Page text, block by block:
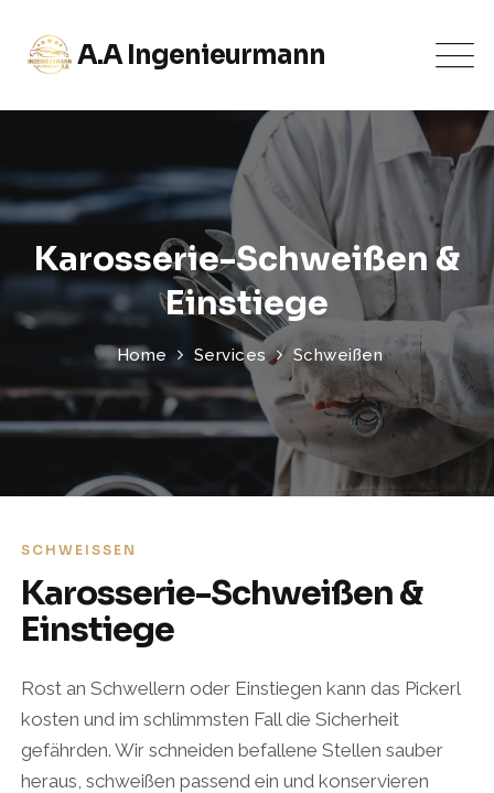
A.A Ingenieurmann
Karosserie-Schweißen &
Einstiege
Home Services Schweißen
SCHWEISSEN
Karosserie-Schweißen &
Einstiege
Rost an Schwellern oder Einstiegen kann das Pickerl
kosten und im schlimmsten Fall die Sicherheit
gefährden. Wir schneiden befallene Stellen sauber
heraus, schweißen passend ein und konservieren